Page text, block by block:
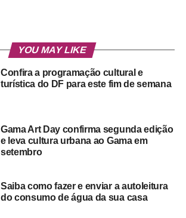
YOU MAY LIKE
Confira a programação cultural e
turística do DF para este fim de semana
Gama Art Day confirma segunda edição
e leva cultura urbana ao Gama em
setembro
Saiba como fazer e enviar a autoleitura
do consumo de água da sua casa